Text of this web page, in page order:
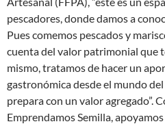
pescadores, donde damos a
Pues comemos pescados y
cuenta del valor patrimonial que
mismo, tratamos de hacer un
gastronómica desde el mundo
prepara con un valor agregado”.
Emprendamos Semilla,